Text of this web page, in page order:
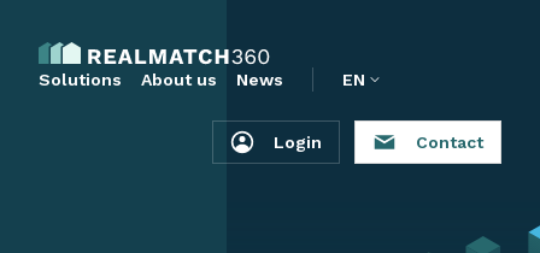
Solutions About us News EN
Login Contact